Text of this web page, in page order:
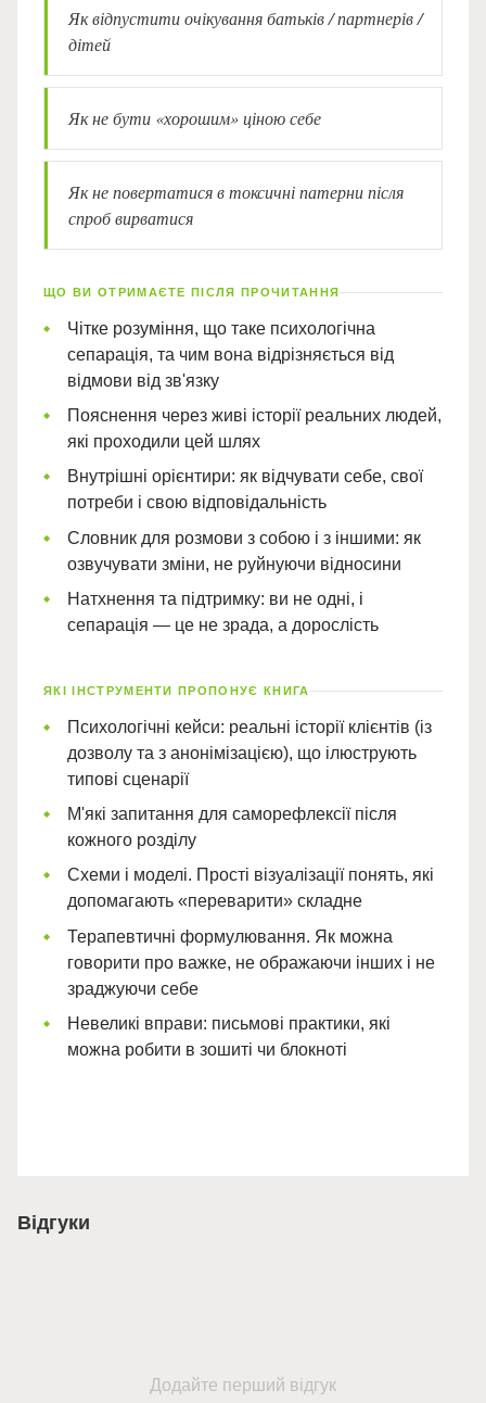
Як відпустити очікування батьків / партнерів /
дітей
Як не бути «хорошим» ціною себе
Як не повертатися в токсичні патерни після
спроб вирватися
ЩО ВИ ОТРИМАЄТЕ ПІСЛЯ ПРОЧИТАННЯ
Чітке розуміння, що таке психологічна
сепарація, та чим вона відрізняється від
відмови від зв'язку
Пояснення через живі історії реальних людей,
які проходили цей шлях
Внутрішні орієнтири: як відчувати себе, свої
потреби і свою відповідальність
Словник для розмови з собою і з іншими: як
озвучувати зміни, не руйнуючи відносини
Натхнення та підтримку: ви не одні, і
сепарація — це не зрада, а дорослість
ЯКІ ІНСТРУМЕНТИ ПРОПОНУЄ КНИГА
Психологічні кейси: реальні історії клієнтів (із
дозволу та з анонімізацією), що ілюструють
типові сценарії
М'які запитання для саморефлексії після
кожного розділу
Схеми і моделі. Прості візуалізації понять, які
допомагають «переварити» складне
Терапевтичні формулювання. Як можна
говорити про важке, не ображаючи інших і не
зраджуючи себе
Невеликі вправи: письмові практики, які
можна робити в зошиті чи блокноті
Відгуки
Додайте перший відгук